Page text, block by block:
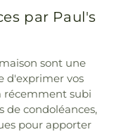
par Paul's
sont une
d'exprimer vos
récemment subi
de condoléances,
pour apporter